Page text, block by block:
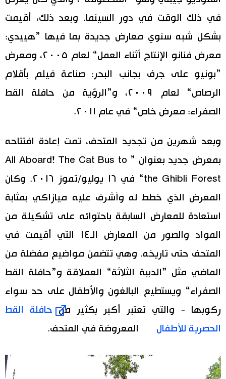
في ذلك الوقت في دور السينما. وبعد ذلك، أقيمت
بشكل شبه سنوي معارض جديدة بما فيها ”هييدي:
معرض فنانو الإنتاج أثناء العمل“ لعام ٢٠٠٥، ومعرض
”بونيو على جرف بجانب البحر: صناعة فيلم بأقلام
الرصاص“ لعام ٢٠٠٩، و”الرؤية من حافلة القط
الصفراء: معرض خاص“ في عام ٢٠١١.
وبعد شهرين من تجديد المتحف، تمت إعادة افتتاحه
بمعرض جديد بعنوان ” All Aboard! The Cat Bus to
the Ghibli Forest“ في ١٦ يوليو/تموز ٢٠١٦. وكان
المعرض الذي خطط له وأشرف عليه ميازاكي بمثابة
استعادة للمعارض السابقة باحتوائه على تشكيلة من
المواد والصور من المعارض الـ١٤ التي أقيمت في
المتحف حتى تاريخه. وهي تتضمن مواضيع مفضلة من
الماضي مثل ”الدببة الثلاثة“ العملاقة و”حافلة القط
الصفراء“ ويستطيع البالغون والأطفال على حد سواء
ركوبها - والتي تعتبر أكبر بكثير من حافلة القط
الحصرية للأطفال
المعروضة في المتحف.